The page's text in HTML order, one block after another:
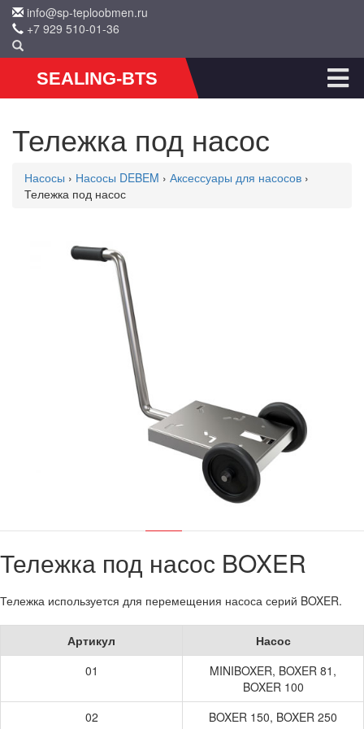
info@sp-teploobmen.ru
+7 929 510-01-36
SEALING-BTS
Тележка под насос
Насосы › Насосы DEBEM › Аксессуары для насосов ›
Тележка под насос
Тележка под насос BOXER
Тележка используется для перемещения насоса серий BOXER.
Артикул
Насос
01
MINIBOXER, BOXER 81,
BOXER 100
02
BOXER 150, BOXER 250